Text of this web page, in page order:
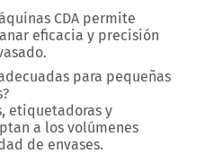
CDA permite
eficacia y precisión
para pequeñas
etiquetadoras y
a los volúmenes
de envases.